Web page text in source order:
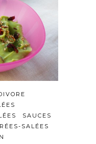
SAUCES
SALÉES